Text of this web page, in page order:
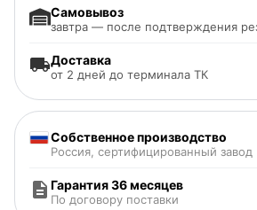
Доставка
от 2 дней до терминала ТК
Самовывоз
завтра — после подтверждения
Собственное производство
Россия, сертифицированный завод
Гарантия 36 месяцев
По договору поставки